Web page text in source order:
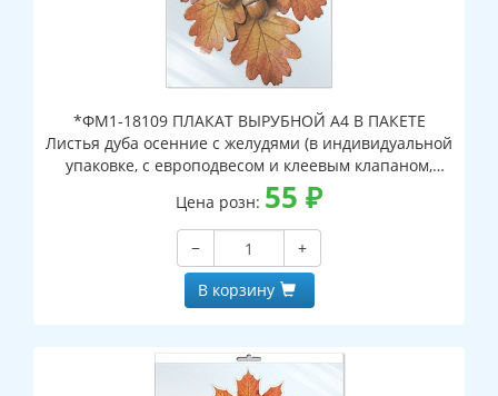
*ФМ1-18109 ПЛАКАТ ВЫРУБНОЙ А4 В ПАКЕТЕ
Листья дуба осенние с желудями (в индивидуальной
упаковке, с европодвесом и клеевым клапаном,
двухсторонний, ВД-лак)
Цена розн: 55 ₽
−
+
В корзину